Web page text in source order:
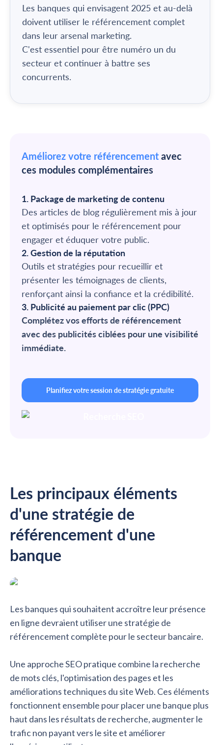
Les banques qui envisagent 2025 et au-delà
doivent utiliser le référencement complet
dans leur arsenal marketing.
C'est essentiel pour être numéro un du
secteur et continuer à battre ses
concurrents.
Améliorez votre référencement avec
ces modules complémentaires
1. Package de marketing de contenu
Des articles de blog régulièrement mis à jour
et optimisés pour le référencement pour
engager et éduquer votre public.
2. Gestion de la réputation
Outils et stratégies pour recueillir et
présenter les témoignages de clients,
renforçant ainsi la confiance et la crédibilité.
3. Publicité au paiement par clic (PPC)
Complétez vos efforts de référencement
avec des publicités ciblées pour une visibilité
immédiate.
Planifiez votre session de stratégie gratuite
Les principaux éléments
d'une stratégie de
référencement d'une
banque
Les banques qui souhaitent accroître leur présence
en ligne devraient utiliser une stratégie de
référencement complète pour le secteur bancaire.
Une approche SEO pratique combine la recherche
de mots clés, l'optimisation des pages et les
améliorations techniques du site Web. Ces éléments
fonctionnent ensemble pour placer une banque plus
haut dans les résultats de recherche, augmenter le
trafic non payant vers le site et améliorer